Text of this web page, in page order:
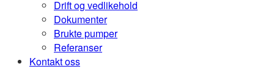
Drift og vedlikehold
Dokumenter
Brukte pumper
Referanser
Kontakt oss